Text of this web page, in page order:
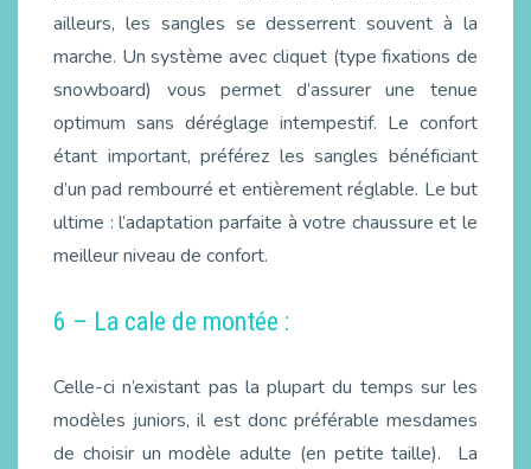
ailleurs, les sangles se desserrent souvent à la
marche. Un système avec cliquet (type fixations de
snowboard) vous permet d’assurer une tenue
optimum sans déréglage intempestif. Le confort
étant important, préférez les sangles bénéficiant
d’un pad rembourré et entièrement réglable. Le but
ultime : l’adaptation parfaite à votre chaussure et le
meilleur niveau de confort.
6 – La cale de montée :
Celle-ci n’existant pas la plupart du temps sur les
modèles juniors, il est donc préférable mesdames
de choisir un modèle adulte (en petite taille). La